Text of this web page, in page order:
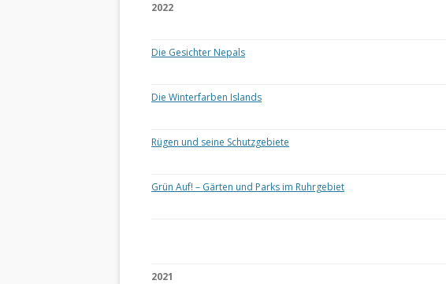
2022
Die Gesichter Nepals
Die Winterfarben Islands
Rügen und seine Schutzgebiete
Grün Auf! – Gärten und Parks im Ruhrgebiet
2021